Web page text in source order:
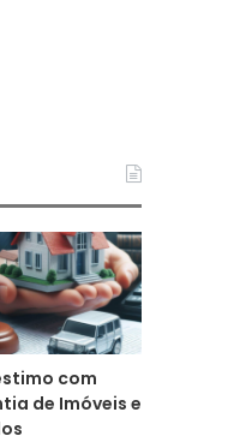
com
de Imóveis e